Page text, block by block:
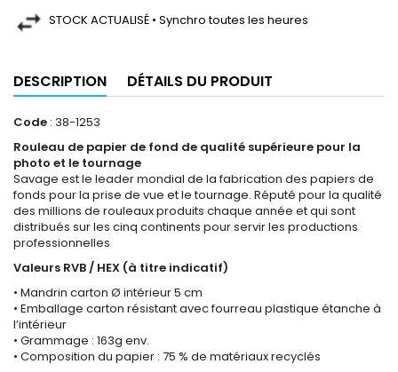
STOCK ACTUALISÉ • Synchro toutes les heures
DESCRIPTION DÉTAILS DU PRODUIT
Code : 38-1253
Rouleau de papier de fond de qualité supérieure pour la
photo et le tournage
Savage est le leader mondial de la fabrication des papiers de
fonds pour la prise de vue et le tournage. Réputé pour la qualité
des millions de rouleaux produits chaque année et qui sont
distribués sur les cinq continents pour servir les productions
professionnelles
Valeurs RVB / HEX (à titre indicatif)
• Mandrin carton Ø intérieur 5 cm
• Emballage carton résistant avec fourreau plastique étanche à
l’intérieur
• Grammage : 163g env.
• Composition du papier : 75 % de matériaux recyclés